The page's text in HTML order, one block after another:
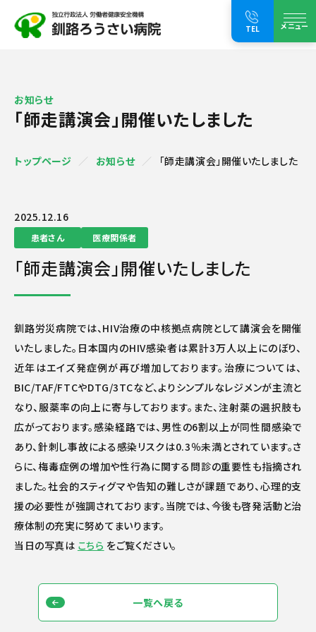
TEL メニュー
お知らせ
「師走講演会」開催いたしました
トップページ お知らせ 「師走講演会」開催いたしました
2025.12.16
患者さん 医療関係者
「師走講演会」開催いたしました
釧路労災病院では、HIV治療の中核拠点病院として講演会を開催
いたしました。日本国内のHIV感染者は累計3万人以上にのぼり、
近年はエイズ発症例が再び増加しております。治療については、
BIC/TAF/FTCやDTG/3TCなど、よりシンプルなレジメンが主流と
なり、服薬率の向上に寄与しております。また、注射薬の選択肢も
広がっております。感染経路では、男性の6割以上が同性間感染で
あり、針刺し事故による感染リスクは0.3％未満とされています。さ
らに、梅毒症例の増加や性行為に関する問診の重要性も指摘され
ました。社会的スティグマや告知の難しさが課題であり、心理的支
援の必要性が強調されております。当院では、今後も啓発活動と治
療体制の充実に努めてまいります。
当日の写真は こちら をご覧ください。
一覧へ戻る